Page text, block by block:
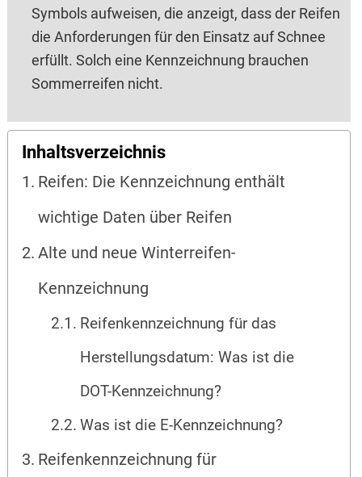
Symbols aufweisen, die anzeigt, dass der Reifen
die Anforderungen für den Einsatz auf Schnee
erfüllt. Solch eine Kennzeichnung brauchen
Sommerreifen nicht.
Inhaltsverzeichnis
Reifen: Die Kennzeichnung enthält
wichtige Daten über Reifen
Alte und neue Winterreifen-
Kennzeichnung
Reifenkennzeichnung für das
Herstellungsdatum: Was ist die
DOT-Kennzeichnung?
Was ist die E-Kennzeichnung?
Reifenkennzeichnung für